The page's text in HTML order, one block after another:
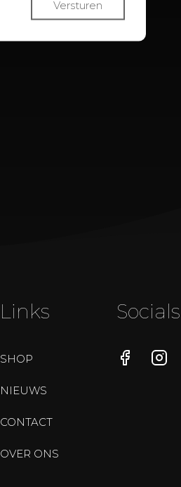
Links
SHOP
NIEUWS
CONTACT
OVER ONS
Socials
Facebook